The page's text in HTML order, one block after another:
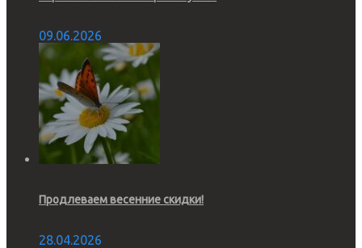
09.06.2026
Продлеваем весенние скидки!
28.04.2026